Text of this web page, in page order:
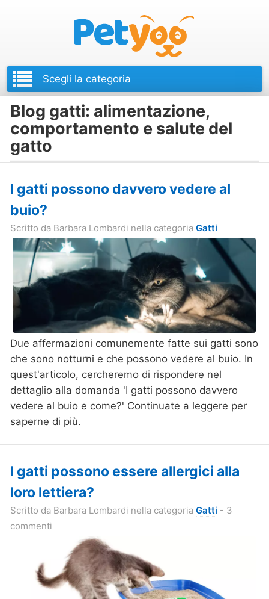
Blog gatti: alimentazione,
comportamento e salute del
gatto
I gatti possono davvero vedere al
buio?
Scritto da Barbara Lombardi nella categoria Gatti
Due affermazioni comunemente fatte sui gatti sono
che sono notturni e che possono vedere al buio. In
quest'articolo, cercheremo di rispondere nel
dettaglio alla domanda 'I gatti possono davvero
vedere al buio e come?' Continuate a leggere per
saperne di più.
I gatti possono essere allergici alla
loro lettiera?
Scritto da Barbara Lombardi nella categoria Gatti - 3
commenti